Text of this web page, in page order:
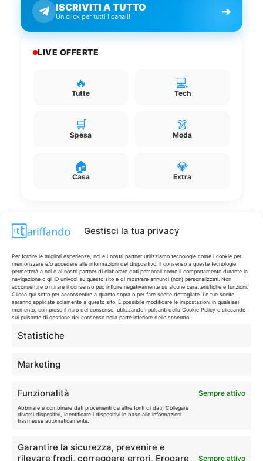
Gestisci la tua privacy
Per fornire le migliori esperienze, noi e i nostri partner utilizziamo tecnologie come i cookie per
memorizzare e/o accedere alle informazioni del dispositivo. Il consenso a queste tecnologie
permetterà a noi e ai nostri partner di elaborare dati personali come il comportamento durante la
navigazione o gli ID univoci su questo sito e di mostrare annunci (non) personalizzati. Non
acconsentire o ritirare il consenso può influire negativamente su alcune caratteristiche e funzioni.
Clicca qui sotto per acconsentire a quanto sopra o per fare scelte dettagliate. Le tue scelte
saranno applicate solamente a questo sito. È possibile modificare le impostazioni in qualsiasi
momento, compreso il ritiro del consenso, utilizzando i pulsanti della Cookie Policy o cliccando
sul pulsante di gestione del consenso nella parte inferiore dello schermo.
Statistiche
Marketing
Funzionalità Sempre attivo
Abbinare e combinare dati provenienti da altre fonti di dati, Collegare
diversi dispositivi, Identificare i dispositivi in base alle informazioni
trasmesse automaticamente.
Garantire la sicurezza, prevenire e
rilevare frodi, correggere errori, Erogare
Sempre attivo
ISCRIVITI A TUTTO
Un click per tutti i canali! ➔
LIVE OFFERTE
🔥
Tutte
💻
Tech
🛒
Spesa
👗
Moda
🏠
Casa
💎
Extra
Disclaimer
I marchi citati appartengono ai rispettivi proprietari. Le offerte
segnalate possono subire variazioni: verifica sempre le condizioni
sui siti ufficiali.
guadagno dagli acquisti idonei.
Note Legali|Cookie Policy